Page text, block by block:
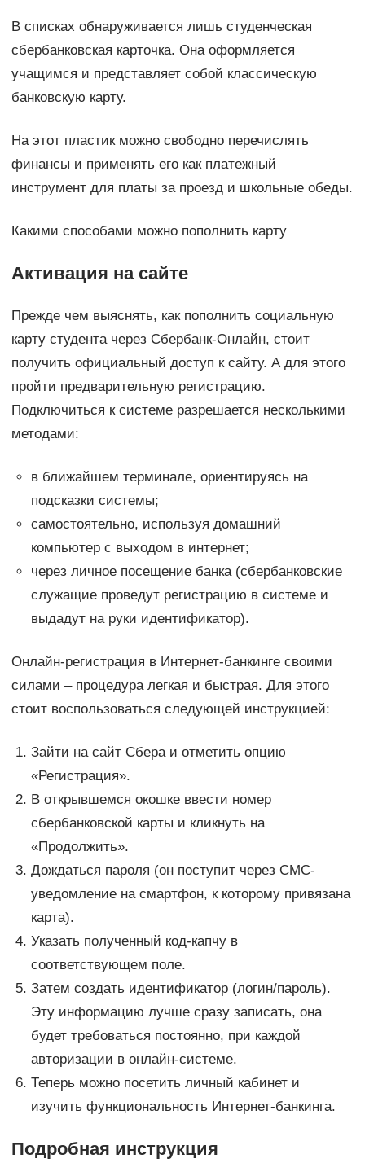
В списках обнаруживается лишь студенческая
сбербанковская карточка. Она оформляется
учащимся и представляет собой классическую
банковскую карту.
На этот пластик можно свободно перечислять
финансы и применять его как платежный
инструмент для платы за проезд и школьные обеды.
Какими способами можно пополнить карту
Активация на сайте
Прежде чем выяснять, как пополнить социальную
карту студента через Сбербанк-Онлайн, стоит
получить официальный доступ к сайту. А для этого
пройти предварительную регистрацию.
Подключиться к системе разрешается несколькими
методами:
в ближайшем терминале, ориентируясь на
подсказки системы;
самостоятельно, используя домашний
компьютер с выходом в интернет;
через личное посещение банка (сбербанковские
служащие проведут регистрацию в системе и
выдадут на руки идентификатор).
Онлайн-регистрация в Интернет-банкинге своими
силами – процедура легкая и быстрая. Для этого
стоит воспользоваться следующей инструкцией:
Зайти на сайт Сбера и отметить опцию
«Регистрация».
В открывшемся окошке ввести номер
сбербанковской карты и кликнуть на
«Продолжить».
Дождаться пароля (он поступит через СМС-
уведомление на смартфон, к которому привязана
карта).
Указать полученный код-капчу в
соответствующем поле.
Затем создать идентификатор (логин/пароль).
Эту информацию лучше сразу записать, она
будет требоваться постоянно, при каждой
авторизации в онлайн-системе.
Теперь можно посетить личный кабинет и
изучить функциональность Интернет-банкинга.
Подробная инструкция